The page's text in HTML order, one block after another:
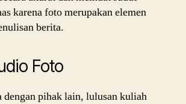
karena foto merupakan elemen
berita.
Foto
pihak lain, lulusan kuliah